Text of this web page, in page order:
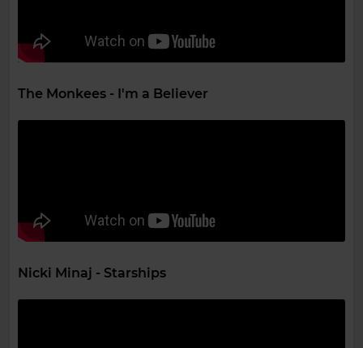
The Monkees - I'm a Believer
Nicki Minaj - Starships